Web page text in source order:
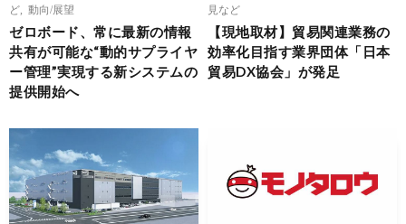
ど
動向/展望
ゼロボード、常に最新の情報
共有が可能な“動的サプライヤ
ー管理”実現する新システムの
提供開始へ
見など
【現地取材】貿易関連業務の
効率化目指す業界団体「日本
貿易DX協会」が発足